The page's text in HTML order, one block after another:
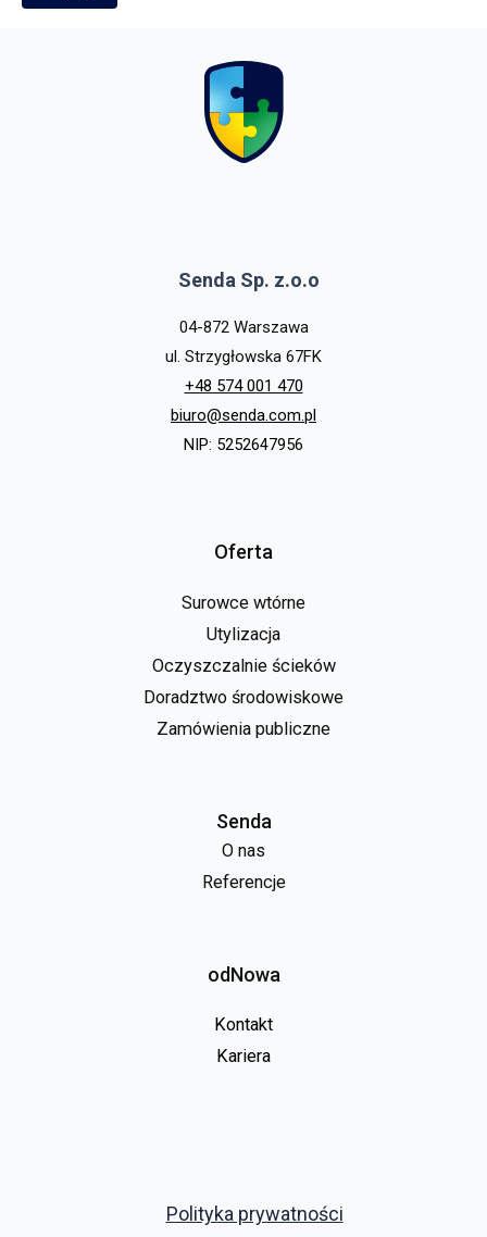
Senda Sp. z.o.o
04-872 Warszawa
ul. Strzygłowska 67FK
+48 574 001 470
biuro@senda.com.pl
NIP: 5252647956
Oferta
Surowce wtórne
Utylizacja
Oczyszczalnie ścieków
Doradztwo środowiskowe
Zamówienia publiczne
Senda
O nas
Referencje
odNowa
Kontakt
Kariera
Polityka prywatności